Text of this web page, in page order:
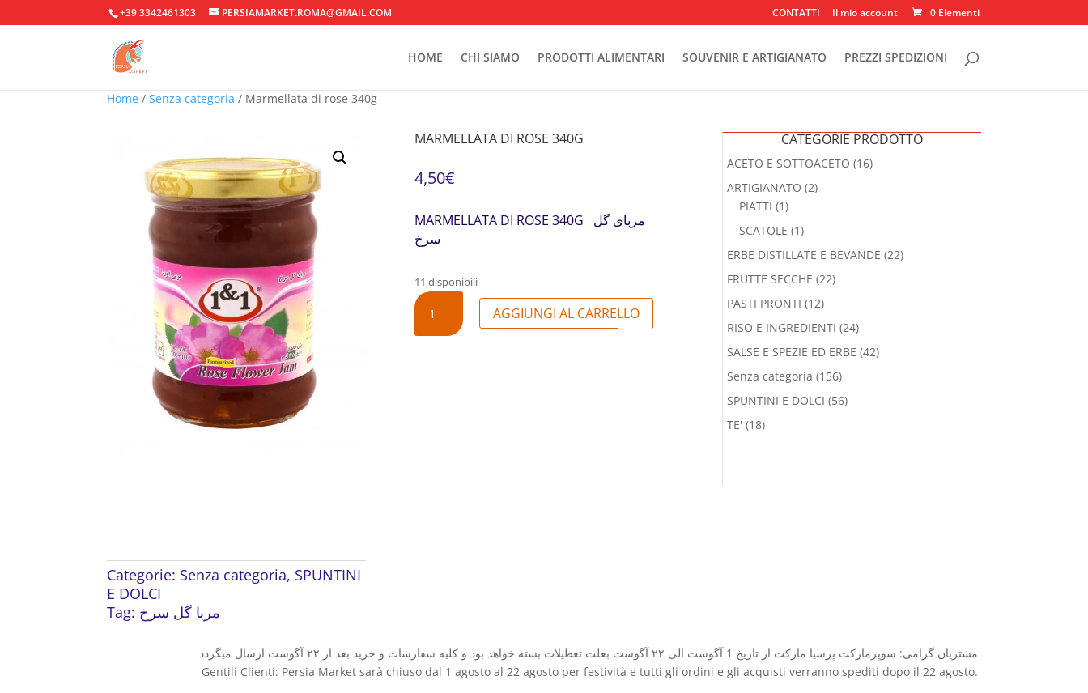
+39 3342461303 PERSIAMARKET.ROMA@GMAIL.COM CONTATTI Il mio account 0 Elementi
HOME CHI SIAMO PRODOTTI ALIMENTARI SOUVENIR E ARTIGIANATO PREZZI SPEDIZIONI
Home / Senza categoria / Marmellata di rose 340g
Categorie: Senza categoria, SPUNTINI
E DOLCI
Tag: مربا گل سرخ
MARMELLATA DI ROSE 340G
4,50€
MARMELLATA DI ROSE 340G مربای گل
سرخ
11 disponibili
MARMELLATA
ROSE
AGGIUNGI AL CARRELLO
CATEGORIE PRODOTTO
ACETO E SOTTOACETO (16)
ARTIGIANATO (2)
PIATTI (1)
SCATOLE (1)
ERBE DISTILLATE E BEVANDE (22)
FRUTTE SECCHE (22)
PASTI PRONTI (12)
RISO E INGREDIENTI (24)
SALSE E SPEZIE ED ERBE (42)
Senza categoria (156)
SPUNTINI E DOLCI (56)
TE' (18)
مشتریان گرامی: سوپرمارکت پرسیا مارکت از تاریخ 1 آگوست الی ۲۲ آگوست بعلت تعطیلات بسته خواهد بود و کلیه سفارشات و خرید بعد از ۲۲ آگوست ارسال میگردد
Gentili Clienti: Persia Market sarà chiuso dal 1 agosto al 22 agosto per festività e tutti gli ordini e gli acquisti verranno spediti dopo il 22 agosto.